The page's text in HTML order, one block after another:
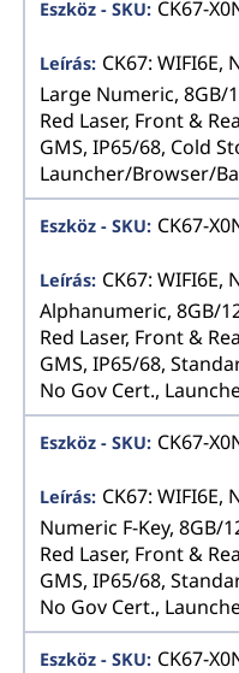
CK67-
CK67: WIFI6E,
Large Numeric, 8GB/
Red Laser, Front &
GMS, IP65/68, Cold
Launcher/Browser/
CK67-
CK67: WIFI6E,
Alphanumeric, 8GB/
Red Laser, Front &
GMS, IP65/68,
No Gov Cert.,
CK67-
CK67: WIFI6E,
Numeric F-Key, 8GB/
Red Laser, Front &
GMS, IP65/68,
No Gov Cert.,
CK67-